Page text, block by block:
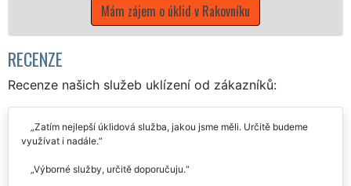
o úklid v Rakovníku
RECENZE
Recenze našich služeb uklízení od zákazníků:
Zatím nejlepší úklidová služba, jakou jsme měli. Určitě budeme
využívat i nadále.
Výborné služby, určitě doporučuju.